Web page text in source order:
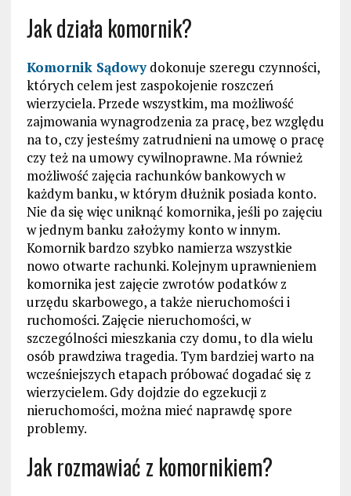
Jak działa komornik?
Komornik Sądowydokonuje szeregu czynności,
których celem jest zaspokojenie roszczeń
wierzyciela. Przede wszystkim, ma możliwość
zajmowania wynagrodzenia za pracę, bez względu
na to, czy jesteśmy zatrudnieni na umowę o pracę
czy też na umowy cywilnoprawne. Ma również
możliwość zajęcia rachunków bankowych w
każdym banku, w którym dłużnik posiada konto.
Nie da się więc uniknąć komornika, jeśli po zajęciu
w jednym banku założymy konto w innym.
Komornik bardzo szybko namierza wszystkie
nowo otwarte rachunki. Kolejnym uprawnieniem
komornika jest zajęcie zwrotów podatków z
urzędu skarbowego, a także nieruchomości i
ruchomości. Zajęcie nieruchomości, w
szczególności mieszkania czy domu, to dla wielu
osób prawdziwa tragedia. Tym bardziej warto na
wcześniejszych etapach próbować dogadać się z
wierzycielem. Gdy dojdzie do egzekucji z
nieruchomości, można mieć naprawdę spore
problemy.
Jak rozmawiać z komornikiem?